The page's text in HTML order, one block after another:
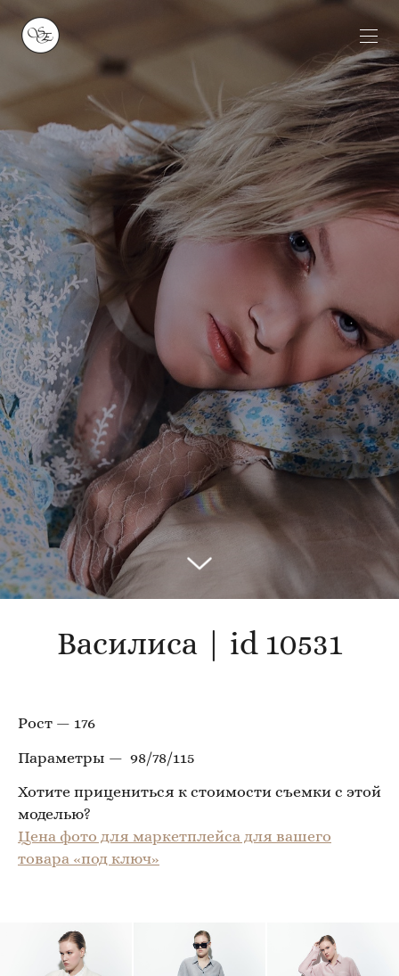
Василиса | id 10531
Рост — 176
Параметры — 98/78/115
Хотите прицениться к стоимости съемки с этой
моделью?
Цена фото для маркетплейса для вашего
товара «под ключ»